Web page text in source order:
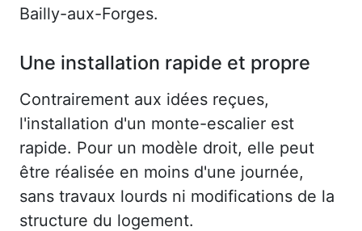
Bailly-aux-Forges.
Une installation rapide et propre
Contrairement aux idées reçues,
l'installation d'un monte-escalier est
rapide. Pour un modèle droit, elle peut
être réalisée en moins d'une journée,
sans travaux lourds ni modifications de la
structure du logement.